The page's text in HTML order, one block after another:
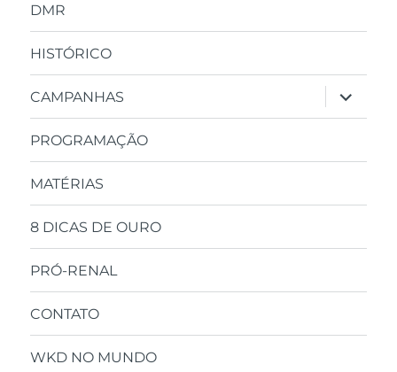
DMR
HISTÓRICO
CAMPANHAS
expandir
PROGRAMAÇÃO
MATÉRIAS
8 DICAS DE OURO
PRÓ-RENAL
CONTATO
WKD NO MUNDO